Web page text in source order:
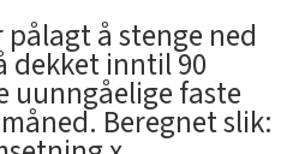
pålagt å stenge ned
dekket inntil 90
uunngåelige faste
Beregnet slik: